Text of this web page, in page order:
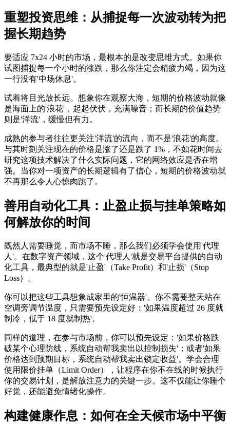
重塑投资思维：从捕捉每一次波动转为把
握长期趋势
要适应 7x24 小时的市场，最根本的是改变思维方式。如果你
试图捕捉每一个小时的涨跌，那么你注定会精疲力竭，因为这
一行没有'中场休息'。
试着将目光放长远。想象你在观察大海，短期的价格波动就像
是海面上的'浪花'，起起伏伏，充满噪音；而长期的价值趋势
则是'洋流'，缓慢但有力。
成熟的参与者往往更关注'洋流'的流向，而不是'浪花'的高度。
与其时刻关注现在的价格是涨了还是跌了 1%，不如花时间去
研究这项技术解决了什么实际问题，它的网络效应是否在增
强。当你对一项资产的长期逻辑有了信心，短期的价格波动就
不再那么令人心惊肉跳了。
善用自动化工具：止盈止损与挂单策略如
何解放你的时间
既然人需要睡觉，而市场不睡，那么我们必须学会使用'代理
人'。在数字资产领域，这个'代理人'就是交易平台提供的自动
化工具，最典型的就是'止盈'（Take Profit）和'止损'（Stop
Loss）。
你可以把这些工具想象成家里的'恒温器'。你不需要整天站在
空调旁调节温度，只需要预先设定好：'如果温度超过 26 度就
制冷，低于 18 度就制热'。
同样的道理，在参与市场前，你可以预先设定：'如果价格跌
破某个心理防线，系统自动帮我卖出以控制损失'；或者'如果
价格达到预期目标，系统自动帮我卖出锁定收益'。学会合理
使用限价挂单（Limit Order），让程序在你不在线的时候执行
你的交易计划，是解放注意力的关键一步。这不仅能让你睡个
好觉，还能避免情绪化操作。
构建健康作息：如何在全天候市场中平衡